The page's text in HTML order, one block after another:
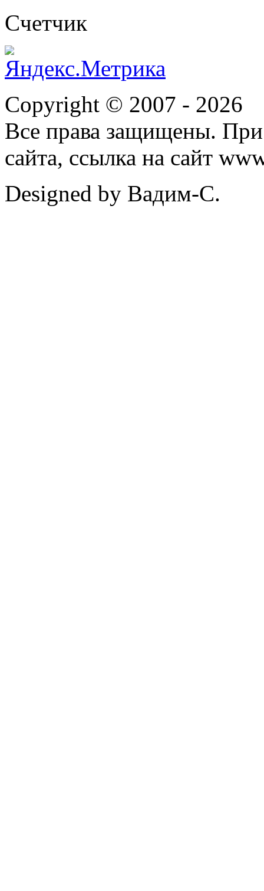
Cчетчик
Copyright © 2007 - 2026
Все права защищены. При
сайта, ссылка на сайт
Designed by Вадим-С.